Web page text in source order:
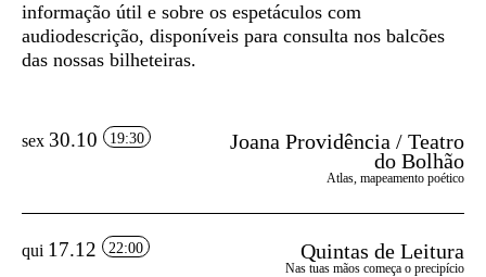
informação útil e sobre os espetáculos com
audiodescrição, disponíveis para consulta nos balcões
das nossas bilheteiras.
sex 30.10 19:30
Joana Providência / Teatro
do Bolhão
Atlas, mapeamento poético
qui 17.12 22:00 Quintas de Leitura
Nas tuas mãos começa o precipício